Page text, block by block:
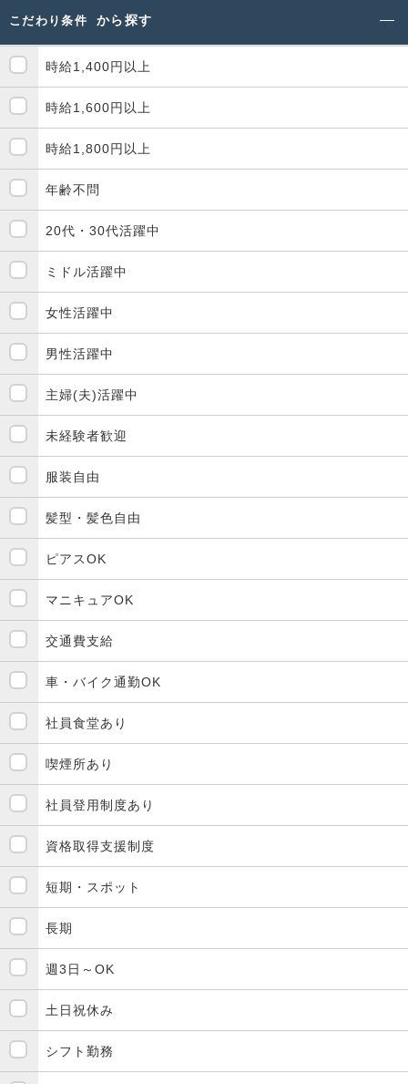
こだわり条件 から探す
時給1,400円以上
時給1,600円以上
時給1,800円以上
年齢不問
20代・30代活躍中
ミドル活躍中
女性活躍中
男性活躍中
主婦(夫)活躍中
未経験者歓迎
服装自由
髪型・髪色自由
ピアスOK
マニキュアOK
交通費支給
車・バイク通勤OK
社員食堂あり
喫煙所あり
社員登用制度あり
資格取得支援制度
短期・スポット
長期
週3日～OK
土日祝休み
シフト勤務